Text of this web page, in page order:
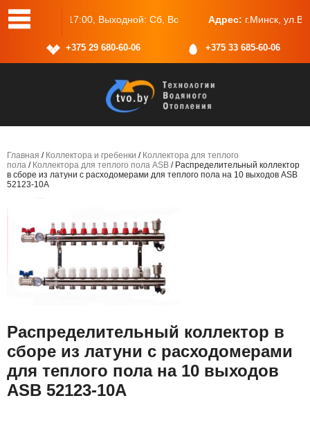
Сб, Вс Адрес:г.Минск, ул.Васнецова, 25, пом.2
+375 29 680-60-06 +375 33 685-60-06
Главная / Коллектора и гребенки / Коллектора для теплого
пола / Коллектора для теплого пола ASB / Распределительный коллектор
в сборе из латуни с расходомерами для теплого пола на 10 выходов ASB
52123-10A
Распределительный коллектор в
сборе из латуни с расходомерами
для теплого пола на 10 выходов
ASB 52123-10A